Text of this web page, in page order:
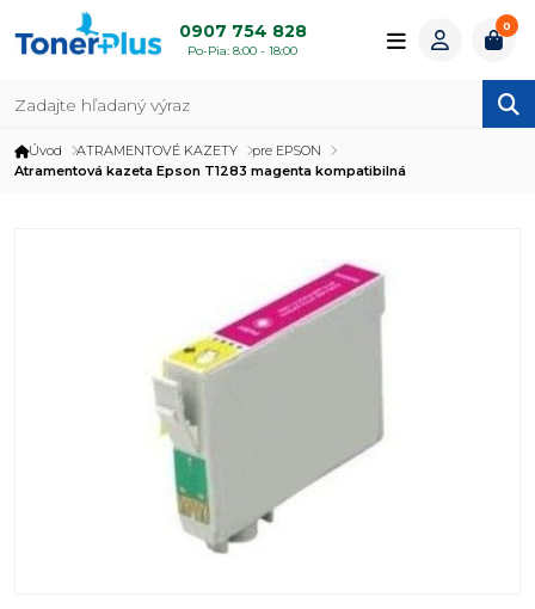
0907 754 828
Po-Pia: 8:00 - 18:00
0
Úvod ATRAMENTOVÉ KAZETY
pre EPSON
Atramentová kazeta Epson T1283 magenta kompatibilná